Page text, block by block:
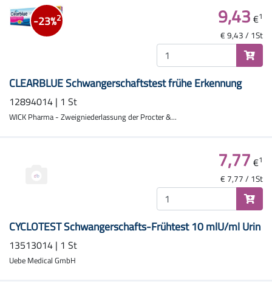
-23%2
CLEARBLUE Schwangerschaftstest frühe Erkennung
12894014 | 1 St
WICK Pharma - Zweigniederlassung der Procter &...
9,43€1
€ 9,43 / 1St
CYCLOTEST Schwangerschafts-Frühtest 10 mlU/ml Urin
13513014 | 1 St
Uebe Medical GmbH
7,77€1
€ 7,77 / 1St